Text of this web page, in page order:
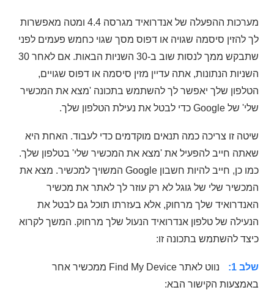
מערכות ההפעלה של אנדרואיד מגרסה 4.4 ומטה מאפשרות
לך להזין סיסמה שגויה או דפוס מסך שגוי כחמש פעמים לפני
שתבקש ממך לנסות שוב ב-30 השניות הבאות. אם לאחר 30
השניות הנתונות, אתה עדיין מזין סיסמה או דפוס שגויים,
הטלפון שלך יאפשר לך להשתמש בתכונה 'מצא את המכשיר
שלי' של Google כדי לבטל את נעילת הטלפון שלך.
שיטה זו צריכה כמה תנאים מוקדמים כדי לעבוד. האחת היא
שאתה חייב להפעיל את 'מצא את המכשיר שלי' בטלפון שלך.
כמו כן, חייב להיות חשבון Google המשויך למכשיר. מצא את
המכשיר שלי של גוגל לא רק עוזר לך לאתר את מכשיר
האנדרואיד שלך מרחוק, אלא בעזרתו תוכל גם לבטל את
הנעילה של טלפון אנדרואיד הנעול שלך מרחוק. המשך לקרוא
כיצד להשתמש בתכונה זו:
שלב 1:
נווט לאתר Find My Device ממכשיר אחר
באמצעות הקישור הבא: